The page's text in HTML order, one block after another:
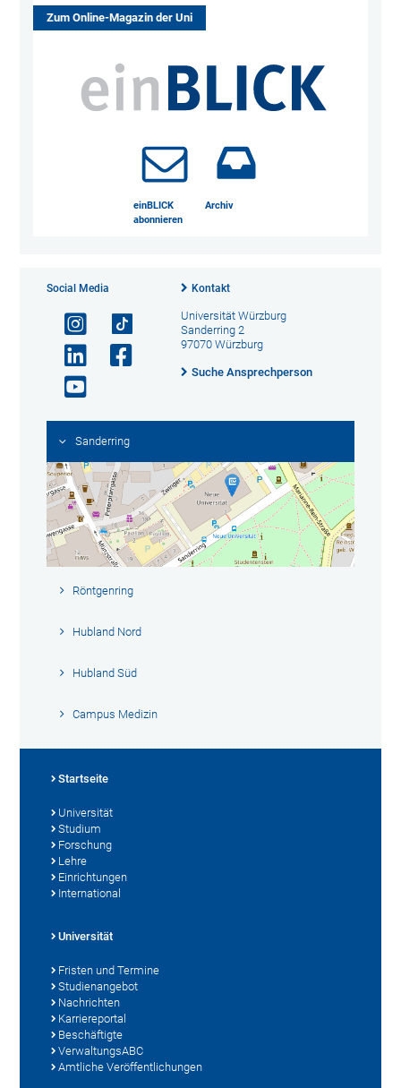
Zum Online-Magazin der Uni
einBLICK
abonnieren
Archiv
Social Media Kontakt
Universität Würzburg
Sanderring 2
97070 Würzburg
Suche Ansprechperson
Sanderring
Röntgenring
Hubland Nord
Hubland Süd
Campus Medizin
Startseite
Universität
Studium
Forschung
Lehre
Einrichtungen
International
Universität
Fristen und Termine
Studienangebot
Nachrichten
Karriereportal
Beschäftigte
VerwaltungsABC
Amtliche Veröffentlichungen